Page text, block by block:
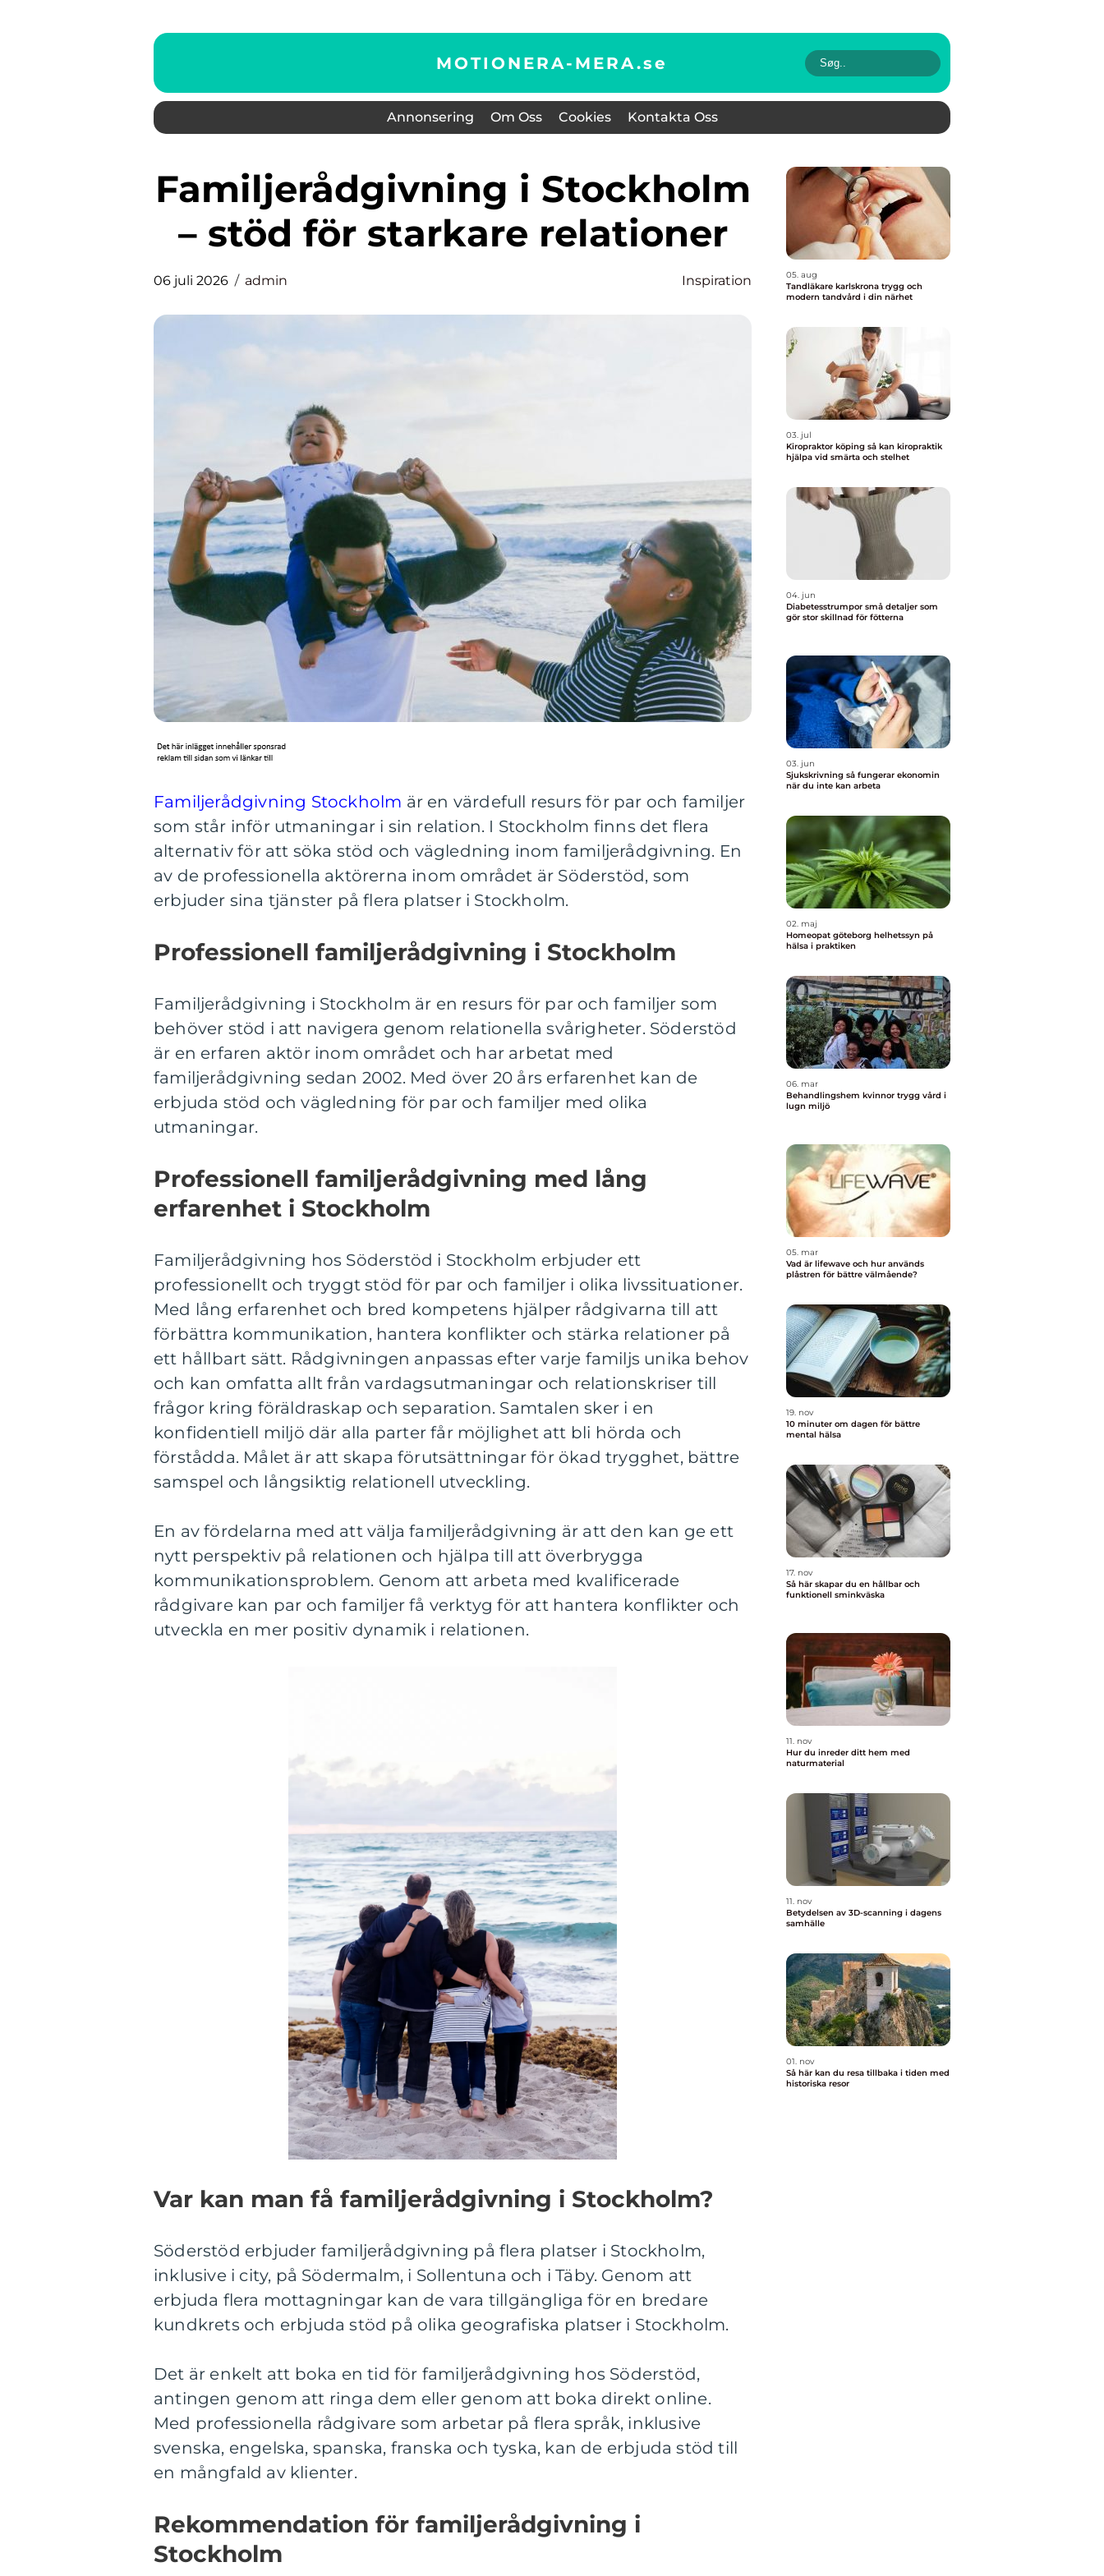
MOTIONERA-MERA.se
Annonsering Om Oss Cookies Kontakta Oss
Familjerådgivning i Stockholm
– stöd för starkare relationer
06 juli 2026 admin Inspiration
Familjerådgivning Stockholm är en värdefull resurs för par och familjer
som står inför utmaningar i sin relation. I Stockholm finns det flera
alternativ för att söka stöd och vägledning inom familjerådgivning. En
av de professionella aktörerna inom området är Söderstöd, som
erbjuder sina tjänster på flera platser i Stockholm.
Professionell familjerådgivning i Stockholm
Familjerådgivning i Stockholm är en resurs för par och familjer som
behöver stöd i att navigera genom relationella svårigheter. Söderstöd
är en erfaren aktör inom området och har arbetat med
familjerådgivning sedan 2002. Med över 20 års erfarenhet kan de
erbjuda stöd och vägledning för par och familjer med olika
utmaningar.
Professionell familjerådgivning med lång
erfarenhet i Stockholm
Familjerådgivning hos Söderstöd i Stockholm erbjuder ett
professionellt och tryggt stöd för par och familjer i olika livssituationer.
Med lång erfarenhet och bred kompetens hjälper rådgivarna till att
förbättra kommunikation, hantera konflikter och stärka relationer på
ett hållbart sätt. Rådgivningen anpassas efter varje familjs unika behov
och kan omfatta allt från vardagsutmaningar och relationskriser till
frågor kring föräldraskap och separation. Samtalen sker i en
konfidentiell miljö där alla parter får möjlighet att bli hörda och
förstådda. Målet är att skapa förutsättningar för ökad trygghet, bättre
samspel och långsiktig relationell utveckling.
En av fördelarna med att välja familjerådgivning är att den kan ge ett
nytt perspektiv på relationen och hjälpa till att överbrygga
kommunikationsproblem. Genom att arbeta med kvalificerade
rådgivare kan par och familjer få verktyg för att hantera konflikter och
utveckla en mer positiv dynamik i relationen.
Var kan man få familjerådgivning i Stockholm?
Söderstöd erbjuder familjerådgivning på flera platser i Stockholm,
inklusive i city, på Södermalm, i Sollentuna och i Täby. Genom att
erbjuda flera mottagningar kan de vara tillgängliga för en bredare
kundkrets och erbjuda stöd på olika geografiska platser i Stockholm.
Det är enkelt att boka en tid för familjerådgivning hos Söderstöd,
antingen genom att ringa dem eller genom att boka direkt online.
Med professionella rådgivare som arbetar på flera språk, inklusive
svenska, engelska, spanska, franska och tyska, kan de erbjuda stöd till
en mångfald av klienter.
Rekommendation för familjerådgivning i
Stockholm
05. aug
Tandläkare karlskrona trygg och
modern tandvård i din närhet
03. jul
Kiropraktor köping så kan kiropraktik
hjälpa vid smärta och stelhet
04. jun
Diabetesstrumpor små detaljer som
gör stor skillnad för fötterna
03. jun
Sjukskrivning så fungerar ekonomin
när du inte kan arbeta
02. maj
Homeopat göteborg helhetssyn på
hälsa i praktiken
06. mar
Behandlingshem kvinnor trygg vård i
lugn miljö
05. mar
Vad är lifewave och hur används
plåstren för bättre välmående?
19. nov
10 minuter om dagen för bättre
mental hälsa
17. nov
Så här skapar du en hållbar och
funktionell sminkväska
11. nov
Hur du inreder ditt hem med
naturmaterial
11. nov
Betydelsen av 3D-scanning i dagens
samhälle
01. nov
Så här kan du resa tillbaka i tiden med
historiska resor